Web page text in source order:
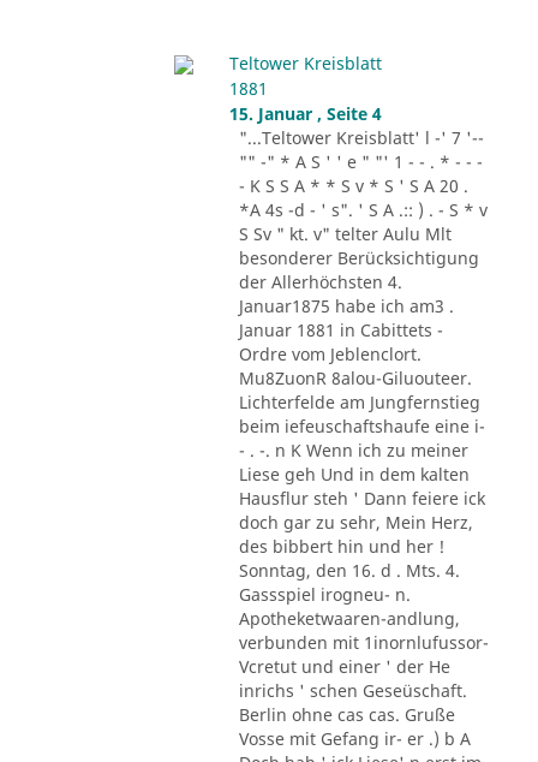
Teltower Kreisblatt
1881
15. Januar , Seite 4
"...Teltower Kreisblatt' l -' 7 '--
"" -" * A S ' ' e " "' 1 - - . * - - -
- K S S A * * S v * S ' S A 20 .
*A 4s -d - ' s". ' S A .:: ) . - S * v
S Sv " kt. v" telter Aulu Mlt
besonderer Berücksichtigung
der Allerhöchsten 4.
Januar1875 habe ich am3 .
Januar 1881 in Cabittets -
Ordre vom Jeblenclort.
Mu8ZuonR 8alou-Giluouteer.
Lichterfelde am Jungfernstieg
beim iefeuschaftshaufe eine i-
- . -. n K Wenn ich zu meiner
Liese geh Und in dem kalten
Hausflur steh ' Dann feiere ick
doch gar zu sehr, Mein Herz,
des bibbert hin und her !
Sonntag, den 16. d . Mts. 4.
Gassspiel irogneu- n.
Apotheketwaaren-andlung,
verbunden mit 1inornlufussor-
Vcretut und einer ' der He
inrichs ' schen Geseüschaft.
Berlin ohne cas cas. Gruße
Vosse mit Gefang ir- er .) b A